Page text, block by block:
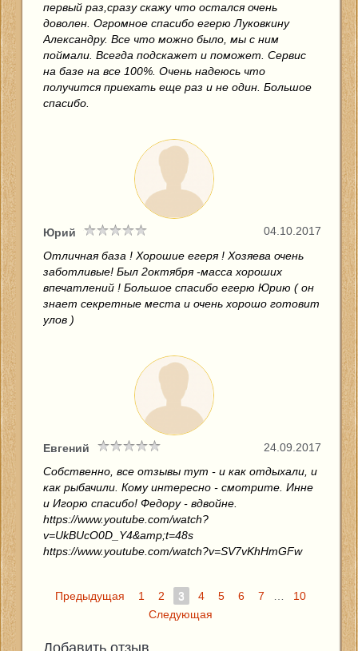
первый раз,сразу скажу что остался очень
доволен. Огромное спасибо егерю Луковкину
Александру. Все что можно было, мы с ним
поймали. Всегда подскажет и поможет. Сервис
на базе на все 100%. Очень надеюсь что
получится приехать еще раз и не один. Большое
спасибо.
04.10.2017
Юрий
Отличная база ! Хорошие егеря ! Хозяева очень
заботливые! Был 2октября -масса хороших
впечатлений ! Большое спасибо егерю Юрию ( он
знает секретные места и очень хорошо готовит
улов )
24.09.2017
Евгений
Собственно, все отзывы тут - и как отдыхали, и
как рыбачили. Кому интересно - смотрите. Инне
и Игорю спасибо! Федору - вдвойне.
https://www.youtube.com/watch?
v=UkBUcO0D_Y4&amp;t=48s
https://www.youtube.com/watch?v=SV7vKhHmGFw
Предыдущая 1 2 3 4 5 6 7 …
10
Следующая
Добавить отзыв